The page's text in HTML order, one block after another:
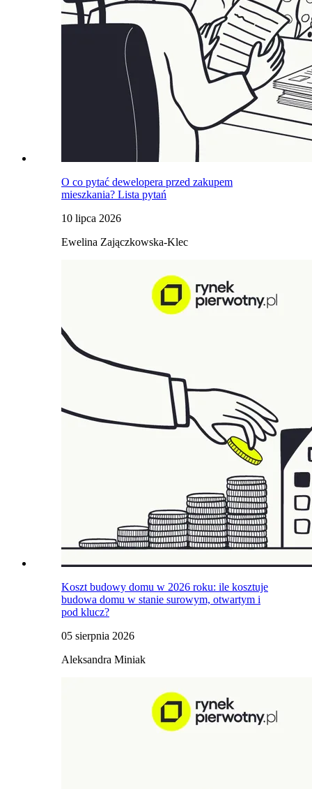
O co pytać dewelopera przed zakupem
mieszkania? Lista pytań
10 lipca 2026
Ewelina Zajączkowska-Klec
Koszt budowy domu w 2026 roku: ile kosztuje
budowa domu w stanie surowym, otwartym i
pod klucz?
05 sierpnia 2026
Aleksandra Miniak